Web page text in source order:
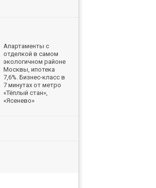
Апартаменты с
отделкой в самом
экологичном районе
Москвы, ипотека
7,6%. Бизнес-класс в
7 минутах от метро
«Тёплый стан»,
«Ясенево»